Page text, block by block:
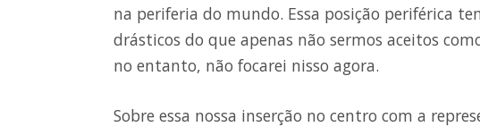
na periferia do mundo. Essa posição periférica
drásticos do que apenas não sermos aceitos
no entanto, não focarei nisso agora.
Sobre essa nossa inserção no centro com a